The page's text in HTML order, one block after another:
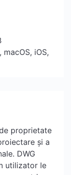
iOS,
proprietate
și a
DWG
utilizator le